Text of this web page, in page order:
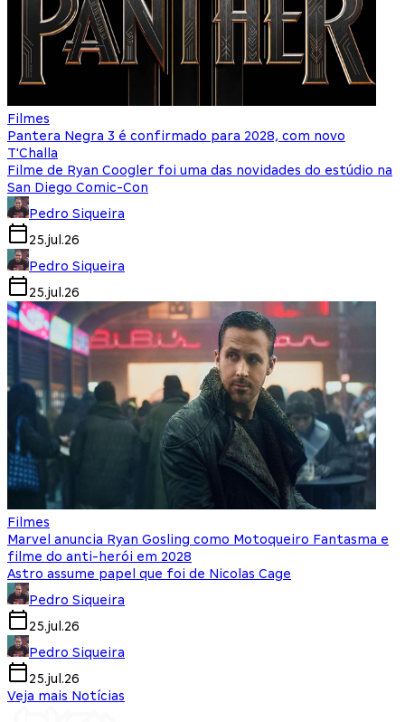
Filmes
Pantera Negra 3 é confirmado para 2028, com novo
T'Challa
Filme de Ryan Coogler foi uma das novidades do estúdio na
San Diego Comic-Con
Pedro Siqueira
25.jul.26
Pedro Siqueira
25.jul.26
Filmes
Marvel anuncia Ryan Gosling como Motoqueiro Fantasma e
filme do anti-herói em 2028
Astro assume papel que foi de Nicolas Cage
Pedro Siqueira
25.jul.26
Pedro Siqueira
25.jul.26
Veja mais Notícias